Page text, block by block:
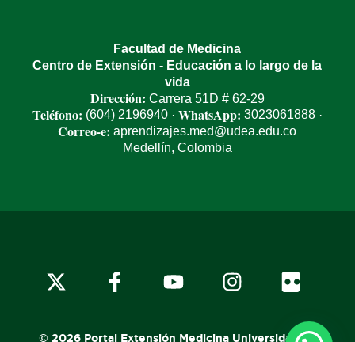
Facultad de Medicina
Centro de Extensión - Educación a lo largo de la
vida
Dirección: Carrera 51D # 62-29
Teléfono: (604) 2196940· WhatsApp: 3023061888·
Correo-e: aprendizajes.med@udea.edu.co
Medellín, Colombia
x-
facebook instagram flickr
© 2026 Portal Extensión Medicina Universidad de